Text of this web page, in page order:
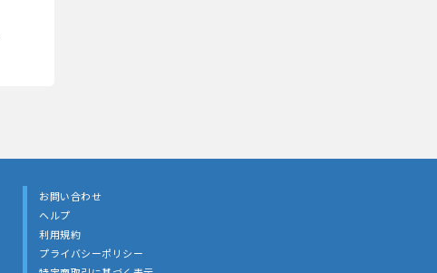
お問い合わせ
ヘルプ
利用規約
プライバシーポリシー